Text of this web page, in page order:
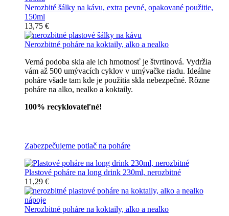
Nerozbité šálky na kávu, extra pevné, opakované použitie,
150ml
13,75 €
Nerozbitné poháre na koktaily, alko a nealko
Verná podoba skla ale ich hmotnosť je štvrtinová. Vydržia
vám až 500 umývacích cyklov v umývačke riadu. Ideálne
poháre všade tam kde je použitia skla nebezpečné. Rôzne
poháre na alko, nealko a koktaily.
100% recyklovateľné!
Zabezpečujeme potlač na poháre
Plastové poháre na long drink 230ml, nerozbitné
11,29 €
Nerozbitné poháre na koktaily, alko a nealko